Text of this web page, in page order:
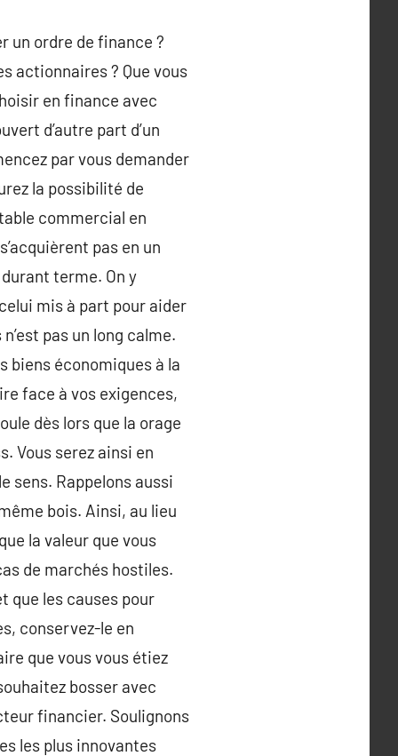
un ordre de finance ?
actionnaires ? Que vous
en finance avec
d’autre part d’un
par vous demander
la possibilité de
commercial en
pas en un
terme. On y
mis à part pour aider
pas un long calme.
biens économiques à la
face à vos exigences,
dès lors que la orage
Vous serez ainsi en
sens. Rappelons aussi
bois. Ainsi, au lieu
la valeur que vous
de marchés hostiles.
que les causes pour
conservez-le en
que vous vous étiez
bosser avec
financier. Soulignons
les plus innovantes